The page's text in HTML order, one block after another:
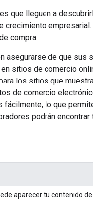
que lleguen a
crecimiento empresarial.
compra.
asegurarse de que sus
en sitios de comercio
los sitios que
de comercio
fácilmente, lo que
podrán encontrar
aparecer tu contenido